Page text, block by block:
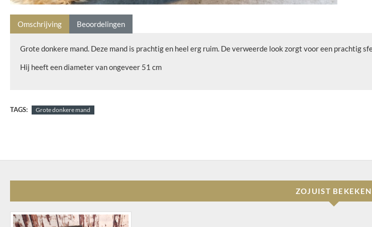
Omschrijving Beoordelingen
Grote donkere mand. Deze mand is prachtig en heel erg ruim. De verweerde look zorgt voor een prachtig
Hij heeft een diameter van ongeveer 51 cm
TAGS: Grote donkere mand
ZOJUIST BEKEKEN